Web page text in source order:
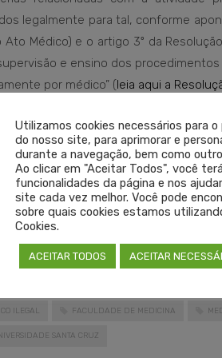
legalmente para tal, conforme
Médico) e o artigo 3º da Resolução
e ensino dos
por médico” (leia aqui a
início em 2006 e foi autorizado após
chegou a ser reconhecida em
que a avaliação do Corpo Docente
de reconhecimento do
2020, em 27 de novembro de
ILEGAL FACULDADE DE MEDICINA
SANTA CRUZ
Utilizamos cookies necessários para
do nosso site, para aprimorar e
durante a navegação, bem como
Ao clicar em "Aceitar Todos", você
funcionalidades da página e nos
site cada vez melhor. Você pode
sobre quais cookies estamos
Cookies.
ACEITAR TODOS ACEITAR